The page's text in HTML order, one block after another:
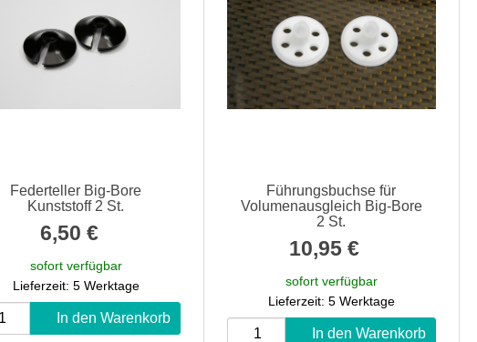
Federteller Big-Bore
Kunststoff 2 St.
6,50 €
sofort verfügbar
Lieferzeit: 5 Werktage
In den Warenkorb
Führungsbuchse für
Volumenausgleich Big-Bore
2 St.
10,95 €
sofort verfügbar
Lieferzeit: 5 Werktage
In den Warenkorb